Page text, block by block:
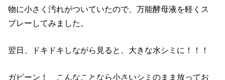
物に小さく汚れがついていたので、万能酵母液を軽くス
プレーしてみました。
翌日、ドキドキしながら見ると、大きな水シミに！！！
ガビーン！ こんなことなら小さいシミのまま放ってお